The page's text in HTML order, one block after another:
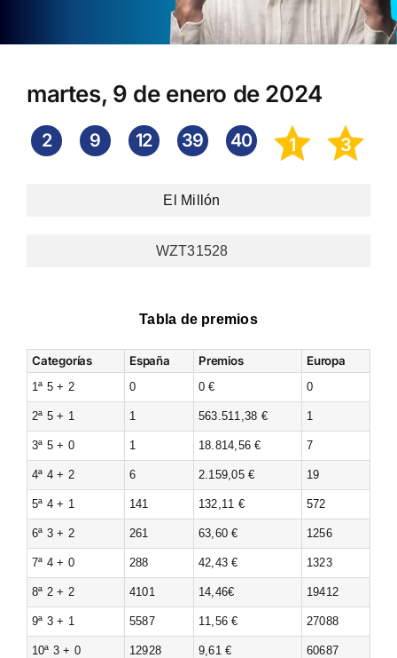
martes, 9 de enero de 2024
2 9 12 39 40 1 3
El Millón
WZT31528
Tabla de premios
Categorías España Premios Europa
1ª 5 + 2 0 0 € 0
2ª 5 + 1 1 563.511,38 € 1
3ª 5 + 0 1 18.814,56 € 7
4ª 4 + 2 6 2.159,05 € 19
5ª 4 + 1 141 132,11 € 572
6ª 3 + 2 261 63,60 € 1256
7ª 4 + 0 288 42,43 € 1323
8ª 2 + 2 4101 14,46€ 19412
9ª 3 + 1 5587 11,56 € 27088
10ª 3 + 0 12928 9,61 € 60687